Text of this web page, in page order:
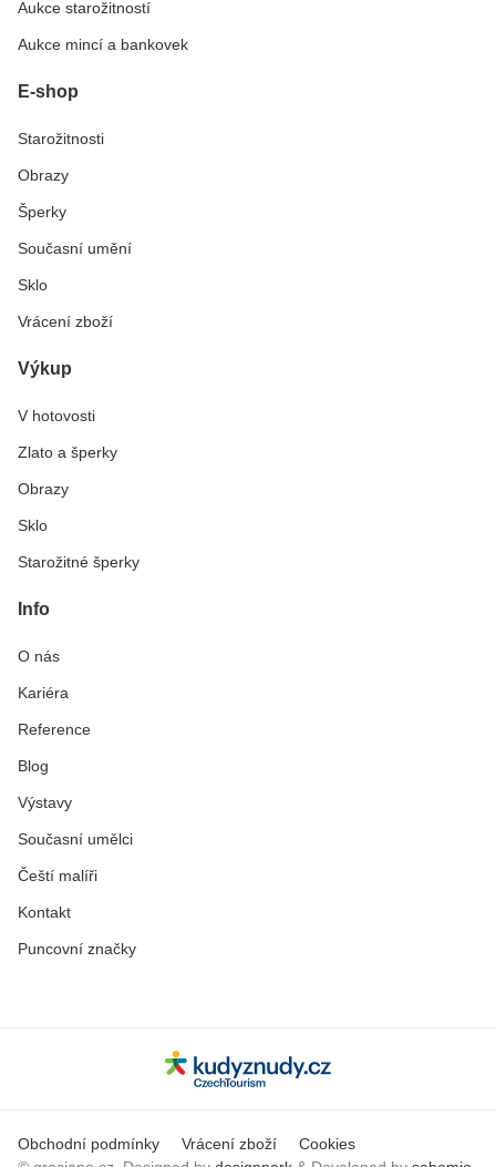
Aukce starožitností
Aukce mincí a bankovek
E-shop
Starožitnosti
Obrazy
Šperky
Současní umění
Sklo
Vrácení zboží
Výkup
V hotovosti
Zlato a šperky
Obrazy
Sklo
Starožitné šperky
Info
O nás
Kariéra
Reference
Blog
Výstavy
Současní umělci
Čeští malíři
Kontakt
Puncovní značky
Obchodní podmínky Vrácení zboží
Cookies